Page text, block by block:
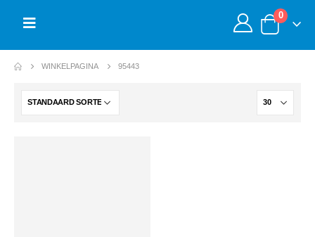
0
WINKELPAGINA 95443